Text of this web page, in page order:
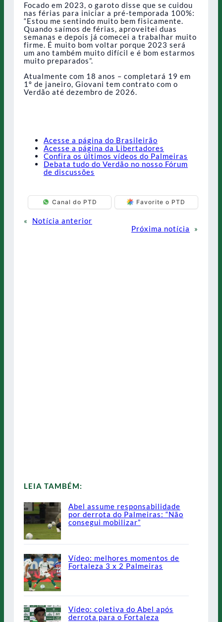
Focado em 2023, o garoto disse que se cuidou
nas férias para iniciar a pré-temporada 100%:
“Estou me sentindo muito bem fisicamente.
Quando saímos de férias, aproveitei duas
semanas e depois já comecei a trabalhar muito
firme. É muito bom voltar porque 2023 será
um ano também muito difícil e é bom estarmos
muito preparados”.
Atualmente com 18 anos – completará 19 em
1º de janeiro, Giovani tem contrato com o
Verdão até dezembro de 2026.
Acesse a página do Brasileirão
Acesse a página da Libertadores
Confira os últimos vídeos do Palmeiras
Debata tudo do Verdão no nosso Fórum
de discussões
Canal do PTD Favorite o PTD
«
Notícia anterior
Próxima notícia
»
LEIA TAMBÉM:
Abel assume responsabilidade
por derrota do Palmeiras: “Não
consegui mobilizar”
Vídeo: melhores momentos de
Fortaleza 3 x 2 Palmeiras
Vídeo: coletiva do Abel após
derrota para o Fortaleza